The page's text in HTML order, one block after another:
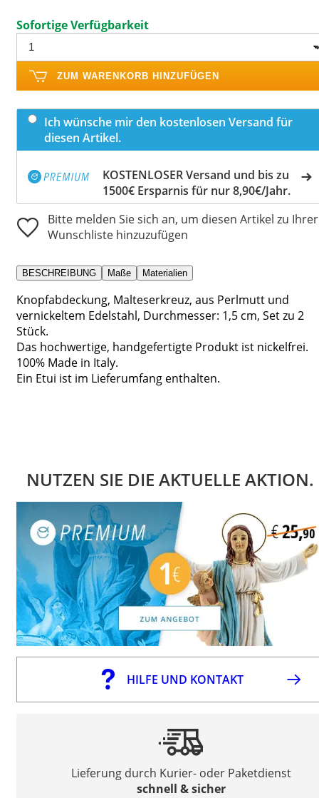
Sofortige Verfügbarkeit
ZUM WARENKORB HINZUFÜGEN
Ich wünsche mir den kostenlosen Versand für
diesen Artikel.
KOSTENLOSER Versand und bis zu
1500€ Ersparnis für nur 8,90€/Jahr.
Bitte melden Sie sich an, um diesen Artikel zu Ihrer
Wunschliste hinzuzufügen
BESCHREIBUNG Maße Materialien
Knopfabdeckung, Malteserkreuz, aus Perlmutt und
vernickeltem Edelstahl, Durchmesser: 1,5 cm, Set zu 2
Stück.
Das hochwertige, handgefertigte Produkt ist nickelfrei.
100% Made in Italy.
Ein Etui ist im Lieferumfang enthalten.
NUTZEN SIE DIE AKTUELLE AKTION.
HILFE UND KONTAKT
Lieferung durch Kurier- oder Paketdienst
schnell & sicher